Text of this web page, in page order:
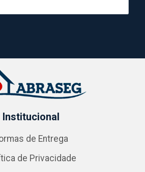
Institucional
de Entrega
de Privacidade